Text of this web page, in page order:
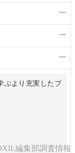
ー
ー
ー
ぶより充実したプ
編集部調査情報